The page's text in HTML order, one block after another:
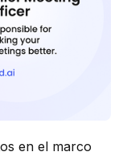
en el marco